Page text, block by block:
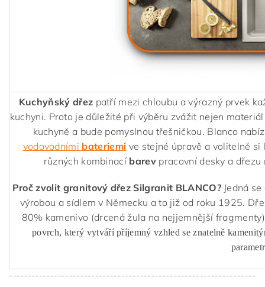
Kuchyňský dřez patří mezi chloubu a výrazný prvek
kuchyni. Proto je důležité při výběru zvážit nejen
kuchyně a bude pomyslnou třešničkou. Blanco
vodovodními bateriemi ve stejné úpravě a volitelně
různých kombinací barev pracovní desky a dřezu
Proč zvolit granitový dřez Silgranit BLANCO? Jedná
výrobou a sídlem v Německu a to již od roku 1925.
80% kamenivo (drcená žula na nejjemnější
povrch, který vytváří příjemný vzhled se znatelně
------------------------------------------------------------------